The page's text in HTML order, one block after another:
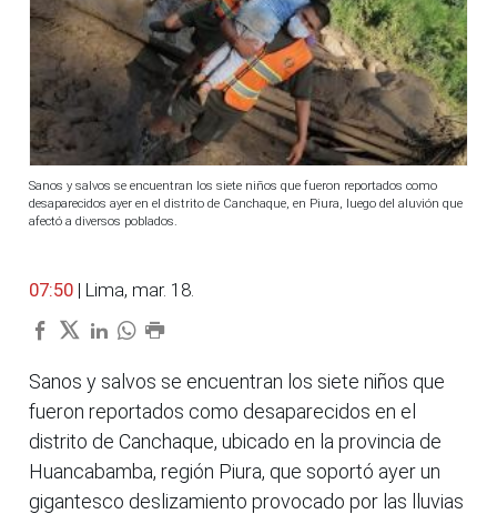
Sanos y salvos se encuentran los siete niños que fueron reportados como
desaparecidos ayer en el distrito de Canchaque, en Piura, luego del aluvión que
afectó a diversos poblados.
07:50 | Lima, mar. 18.
Sanos y salvos se encuentran los siete niños que
fueron reportados como desaparecidos en el
distrito de Canchaque, ubicado en la provincia de
Huancabamba, región Piura, que soportó ayer un
gigantesco deslizamiento provocado por las lluvias